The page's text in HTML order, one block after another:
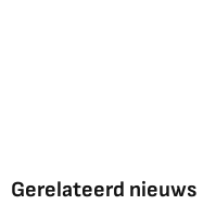
Gerelateerd nieuws